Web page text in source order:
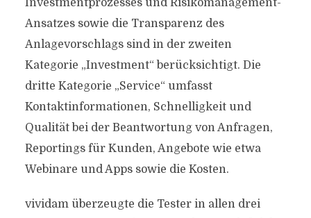
Investmentprozesses und Risikomanagement-
Ansatzes sowie die Transparenz des
Anlagevorschlags sind in der zweiten
Kategorie „Investment“ berücksichtigt. Die
dritte Kategorie „Service“ umfasst
Kontaktinformationen, Schnelligkeit und
Qualität bei der Beantwortung von Anfragen,
Reportings für Kunden, Angebote wie etwa
Webinare und Apps sowie die Kosten.
vividam überzeugte die Tester in allen drei